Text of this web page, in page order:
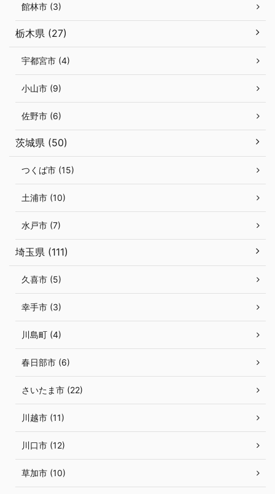
館林市 (3)
栃木県 (27)
宇都宮市 (4)
小山市 (9)
佐野市 (6)
茨城県 (50)
つくば市 (15)
土浦市 (10)
水戸市 (7)
埼玉県 (111)
久喜市 (5)
幸手市 (3)
川島町 (4)
春日部市 (6)
さいたま市 (22)
川越市 (11)
川口市 (12)
草加市 (10)